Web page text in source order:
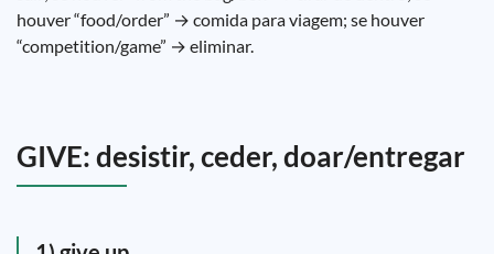
houver “food/order” → comida para viagem; se houver
“competition/game” → eliminar.
GIVE: desistir, ceder, doar/entregar